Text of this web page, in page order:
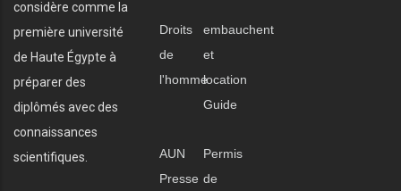
considère comme la
première université
de Haute Égypte à
préparer des
diplômés avec des
connaissances
scientifiques.
Droits
de
l'homme
embauchent
et
location
Guide
AUN
Presse
Permis
de